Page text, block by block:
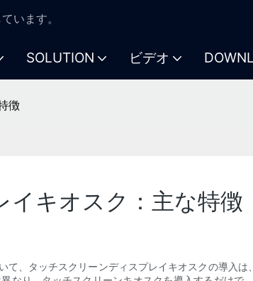
います。
SOLUTION ビデオ
徴
イキオスク：主な特徴
、タッチスクリーンディスプレイキオスクの導入